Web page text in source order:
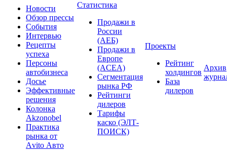
Новости
Обзор прессы
События
Интервью
Рецепты
успеха
Персоны
автобизнеса
Досье
Эффективные
решения
Колонка
Akzonobel
Практика
рынка от
Аvito Авто
Статистика
Продажи в
России
(АЕБ)
Продажи в
Европе
(ACEA)
Сегментация
рынка РФ
Рейтинги
дилеров
Тарифы
каско (ЭЛТ-
ПОИСК)
Проекты
Рейтинг
холдингов
База
дилеров
Архив